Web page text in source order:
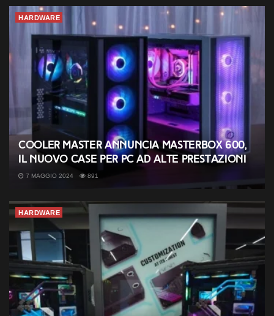
HARDWARE
Cooler Master annuncia MasterBox 600,
il nuovo case per PC ad alte prestazioni
7 MAGGIO 2024 891
HARDWARE